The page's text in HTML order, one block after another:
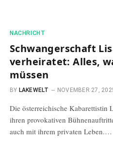
NACHRICHT
Schwangerschaft
verheiratet: Alles,
müssen
BY LAKEWELT NOVEMBER 27,
Die österreichische Kabarettistin
ihren provokativen
auch mit ihrem privaten Leben.…